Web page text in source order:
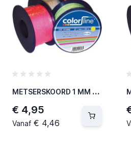
M
ETSERSKOORD 1 MM X 100 M - NYLON - FLUO GEEL (5 PER OVERDOOS)
€ 4,95
Vanaf € 4,46